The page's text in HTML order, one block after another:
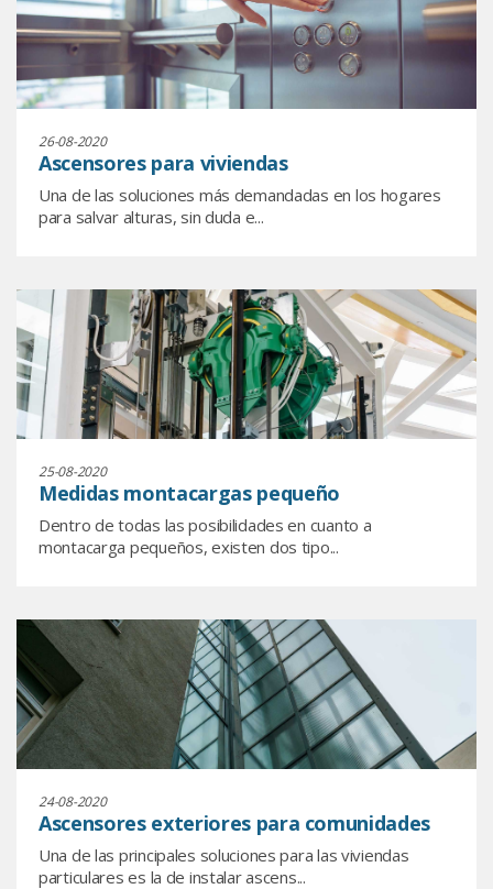
26-08-2020
Ascensores para viviendas
Una de las soluciones más demandadas en los hogares
para salvar alturas, sin duda e...
25-08-2020
Medidas montacargas pequeño
Dentro de todas las posibilidades en cuanto a
montacarga pequeños, existen dos tipo...
24-08-2020
Ascensores exteriores para comunidades
Una de las principales soluciones para las viviendas
particulares es la de instalar ascens...